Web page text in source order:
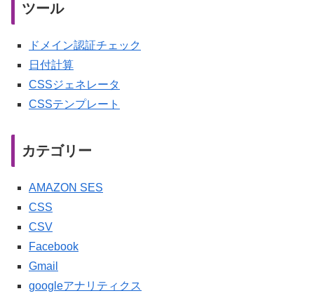
ツール
ドメイン認証チェック
日付計算
CSSジェネレータ
CSSテンプレート
カテゴリー
AMAZON SES
CSS
CSV
Facebook
Gmail
googleアナリティクス